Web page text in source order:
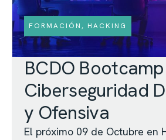
FORMACIÓN, HACKING
BCDO
Ciberseguridad
y Ofensiva
El próximo 09 de Octubre en